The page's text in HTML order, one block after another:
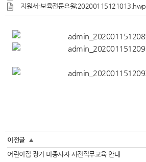
지원서-보육전문요원;20200115121013.hwp
이전글 ▲
어린이집 장기 미종사자 사전직무교육 안내